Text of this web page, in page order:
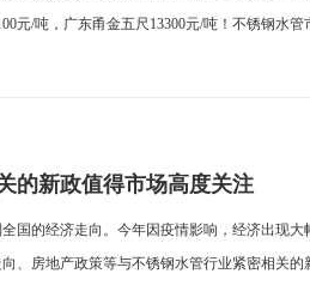
元/吨，广东甬金五尺13300元/吨！不锈钢水
的新政值得市场高度关注
国的经济走向。今年因疫情影响，经济出现大
、房地产政策等与不锈钢水管行业紧密相关